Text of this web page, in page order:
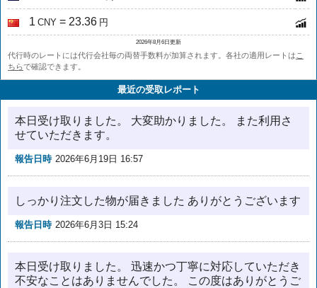
1 CNY = 23.36 円
2026年8月6日更新
代行時のレートには代行会社毎の両替手数料が加算されます。各社の適用レートは こ
ちらで確認できます。
最近の受取レポート
本日受け取りました。 大変助かりました。 また利用さ
せていただきます。
報告日時 2026年6月19日 16:57
しっかり注文した物が届きました ありがとうございます
報告日時 2026年6月3日 15:24
本日受け取りました。 迅速かつ丁寧に対応していただき
不安なことはありませんでした。 この度はありがとうご